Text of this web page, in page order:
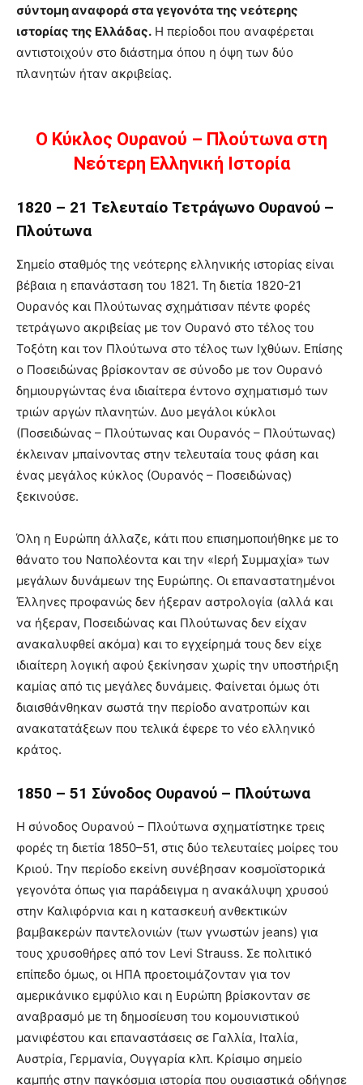
σύντομη αναφορά στα γεγονότα της νεότερης
ιστορίας της Ελλάδας. Η περίοδοι που αναφέρεται
αντιστοιχούν στο διάστημα όπου η όψη των δύο
πλανητών ήταν ακριβείας.
Ο Κύκλος Ουρανού – Πλούτωνα στη
Νεότερη Ελληνική Ιστορία
1820 – 21 Τελευταίο Τετράγωνο Ουρανού –
Πλούτωνα
Σημείο σταθμός της νεότερης ελληνικής ιστορίας είναι
βέβαια η επανάσταση του 1821. Τη διετία 1820-21
Ουρανός και Πλούτωνας σχημάτισαν πέντε φορές
τετράγωνο ακριβείας με τον Ουρανό στο τέλος του
Τοξότη και τον Πλούτωνα στο τέλος των Ιχθύων. Επίσης
ο Ποσειδώνας βρίσκονταν σε σύνοδο με τον Ουρανό
δημιουργώντας ένα ιδιαίτερα έντονο σχηματισμό των
τριών αργών πλανητών. Δυο μεγάλοι κύκλοι
(Ποσειδώνας – Πλούτωνας και Ουρανός – Πλούτωνας)
έκλειναν μπαίνοντας στην τελευταία τους φάση και
ένας μεγάλος κύκλος (Ουρανός – Ποσειδώνας)
ξεκινούσε.
Όλη η Ευρώπη άλλαζε, κάτι που επισημοποιήθηκε με το
θάνατο του Ναπολέοντα και την «Ιερή Συμμαχία» των
μεγάλων δυνάμεων της Ευρώπης. Οι επαναστατημένοι
Έλληνες προφανώς δεν ήξεραν αστρολογία (αλλά και
να ήξεραν, Ποσειδώνας και Πλούτωνας δεν είχαν
ανακαλυφθεί ακόμα) και το εγχείρημά τους δεν είχε
ιδιαίτερη λογική αφού ξεκίνησαν χωρίς την υποστήριξη
καμίας από τις μεγάλες δυνάμεις. Φαίνεται όμως ότι
διαισθάνθηκαν σωστά την περίοδο ανατροπών και
ανακατατάξεων που τελικά έφερε το νέο ελληνικό
κράτος.
1850 – 51 Σύνοδος Ουρανού – Πλούτωνα
Η σύνοδος Ουρανού – Πλούτωνα σχηματίστηκε τρεις
φορές τη διετία 1850–51, στις δύο τελευταίες μοίρες του
Κριού. Την περίοδο εκείνη συνέβησαν κοσμοϊστορικά
γεγονότα όπως για παράδειγμα η ανακάλυψη χρυσού
στην Καλιφόρνια και η κατασκευή ανθεκτικών
βαμβακερών παντελονιών (των γνωστών jeans) για
τους χρυσοθήρες από τον Levi Strauss. Σε πολιτικό
επίπεδο όμως, οι ΗΠΑ προετοιμάζονταν για τον
αμερικάνικο εμφύλιο και η Ευρώπη βρίσκονταν σε
αναβρασμό με τη δημοσίευση του κομουνιστικού
μανιφέστου και επαναστάσεις σε Γαλλία, Ιταλία,
Αυστρία, Γερμανία, Ουγγαρία κλπ. Κρίσιμο σημείο
καμπής στην παγκόσμια ιστορία που ουσιαστικά οδήγησε